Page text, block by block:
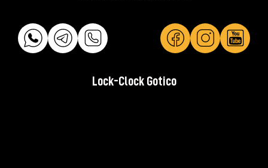
Lock-Clock Gotico